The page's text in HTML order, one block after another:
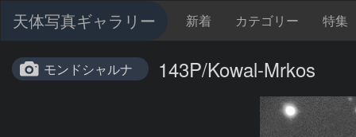
天体写真ギャラリー 新着 カテゴリー 特集
モンドシャルナ 143P/Kowal-Mrkos